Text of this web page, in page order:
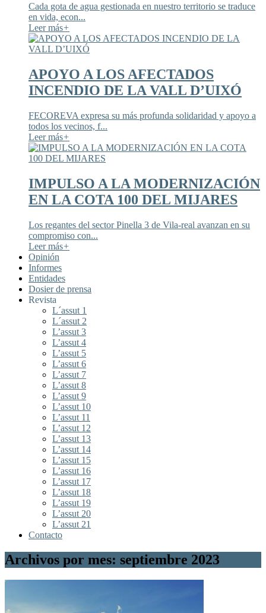
Cada gota de agua gestionada en nuestro territorio se traduce
en vida, econ...
Leer más+
APOYO A LOS AFECTADOS
INCENDIO DE LA VALL D’UIXÓ
FECOREVA expresa su más profunda solidaridad y apoyo a
todos los vecinos, f...
Leer más+
IMPULSO A LA MODERNIZACIÓN
EN LA COTA 100 DEL MIJARES
Los regantes del sector Pinella 3 de Vila-real avanzan en su
compromiso con...
Leer más+
Opinión
Informes
Entidades
Dosier de prensa
Revista
L´assut 1
L´assut 2
L’assut 3
L’assut 4
L’assut 5
L’assut 6
L’assut 7
L’assut 8
L’assut 9
L’assut 10
L’assut 11
L’assut 12
L’assut 13
L’assut 14
L’assut 15
L’assut 16
L’assut 17
L’assut 18
L’assut 19
L’assut 20
L’assut 21
Contacto
Archivos por mes: septiembre 2023